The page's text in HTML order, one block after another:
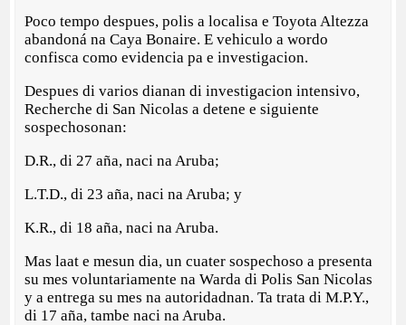
Poco tempo despues, polis a localisa e Toyota Altezza
abandoná na Caya Bonaire. E vehiculo a wordo
confisca como evidencia pa e investigacion.
Despues di varios dianan di investigacion intensivo,
Recherche di San Nicolas a detene e siguiente
sospechosonan:
D.R., di 27 aña, naci na Aruba;
L.T.D., di 23 aña, naci na Aruba; y
K.R., di 18 aña, naci na Aruba.
Mas laat e mesun dia, un cuater sospechoso a presenta
su mes voluntariamente na Warda di Polis San Nicolas
y a entrega su mes na autoridadnan. Ta trata di M.P.Y.,
di 17 aña, tambe naci na Aruba.